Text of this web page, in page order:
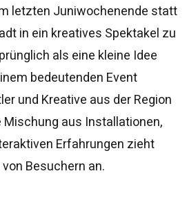
letzten Juniwochenende statt
in ein kreatives Spektakel zu
als eine kleine Idee
bedeutenden Event
und Kreative aus der Region
aus Installationen,
Erfahrungen zieht
Besuchern an.